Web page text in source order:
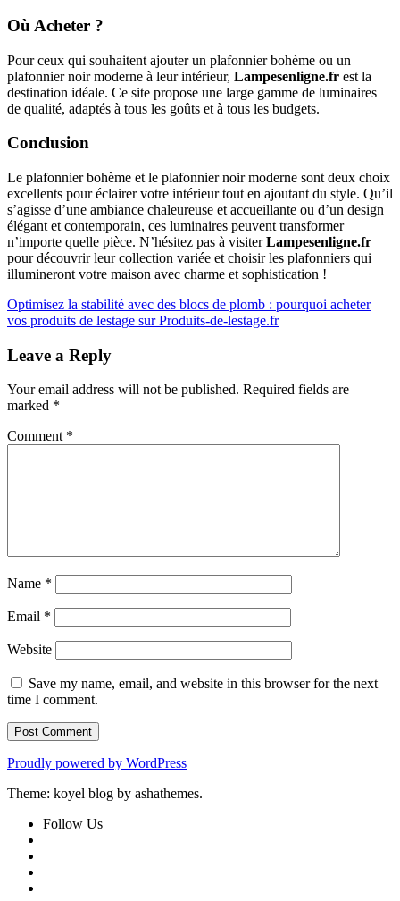
Où Acheter ?
Pour ceux qui souhaitent ajouter un plafonnier bohème ou un
plafonnier noir moderne à leur intérieur, Lampesenligne.fr est la
destination idéale. Ce site propose une large gamme de luminaires
de qualité, adaptés à tous les goûts et à tous les budgets.
Conclusion
Le plafonnier bohème et le plafonnier noir moderne sont deux choix
excellents pour éclairer votre intérieur tout en ajoutant du style. Qu’il
s’agisse d’une ambiance chaleureuse et accueillante ou d’un design
élégant et contemporain, ces luminaires peuvent transformer
n’importe quelle pièce. N’hésitez pas à visiterLampesenligne.fr
pour découvrir leur collection variée et choisir les plafonniers qui
illumineront votre maison avec charme et sophistication !
Post
navigation
Optimisez la stabilité avec des blocs de plomb : pourquoi acheter
vos produits de lestage sur Produits-de-lestage.fr
Leave a Reply
Your email address will not be published. Required fields are
marked *
Comment *
Name *
Email *
Website
Save my name, email, and website in this browser for the next
time I comment.
Proudly powered by WordPress
Theme: koyel blog by ashathemes.
Follow Us